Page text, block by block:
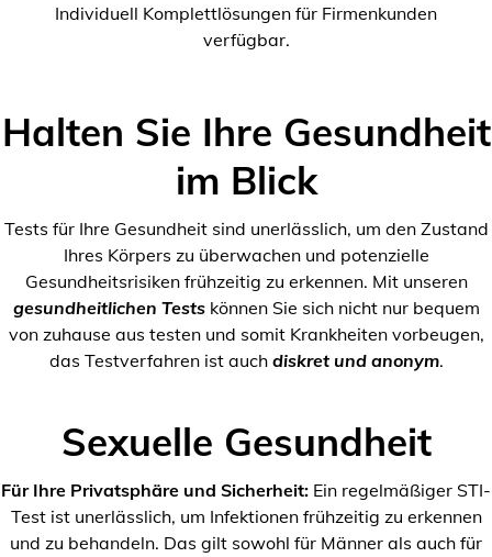
Individuell Komplettlösungen für Firmenkunden
verfügbar.
Halten Sie Ihre Gesundheit
im Blick
Tests für Ihre Gesundheit sind unerlässlich, um den Zustand
Ihres Körpers zu überwachen und potenzielle
Gesundheitsrisiken frühzeitig zu erkennen. Mit unseren
gesundheitlichen Testskönnen Sie sich nicht nur bequem
von zuhause aus testen und somit Krankheiten vorbeugen,
das Testverfahren ist auch diskret und anonym.
Sexuelle Gesundheit
Für Ihre Privatsphäre und Sicherheit: Ein regelmäßiger STI-
Test ist unerlässlich, um Infektionen frühzeitig zu erkennen
und zu behandeln. Das gilt sowohl für Männer als auch für